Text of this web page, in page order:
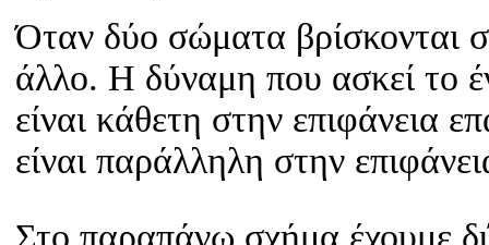
Όταν δύο σώματα βρίσκονται
άλλο. Η δύναμη που ασκεί το
είναι κάθετη στην επιφάνεια
είναι παράλληλη στην